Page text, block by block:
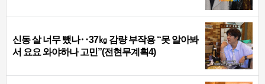
신동 살 너무 뺐나‥37㎏ 감량 부작용 “못 알아봐
서 요요 와야하나 고민”(전현무계획4)